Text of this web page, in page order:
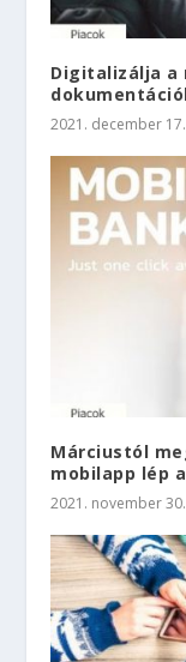
Digitalizálja a
2021. december 17.
Márciustól
mobilapp lép
2021. november 30.